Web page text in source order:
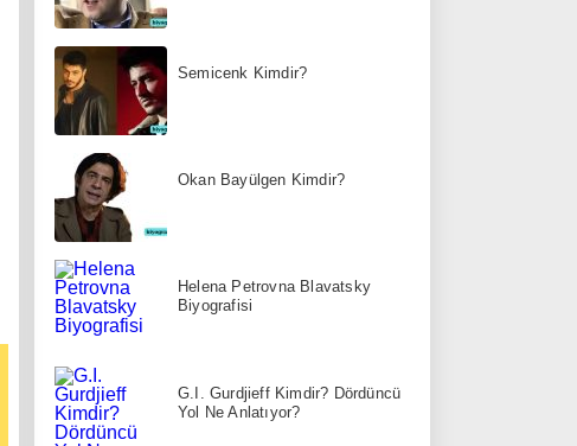
Semicenk Kimdir?
Okan Bayülgen Kimdir?
Helena Petrovna Blavatsky
Biyografisi
G.I. Gurdjieff Kimdir? Dördüncü
Yol Ne Anlatıyor?